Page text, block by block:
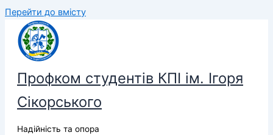
Перейти до вмісту
Профком студентів КПІ ім. Ігоря
Сікорського
Надійність та опора